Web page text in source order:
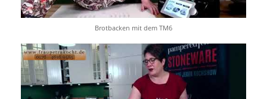
Brotbacken mit dem TM6